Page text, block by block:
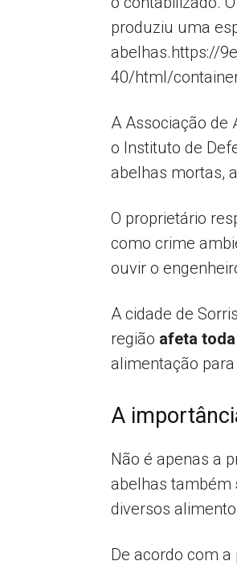
produziu uma
abelhas.https://
40/html/
A Associação de
o Instituto de
abelhas mortas,
O proprietário
como crime
ouvir o
A cidade de
região afeta
alimentação
A
Não é apenas a
abelhas também
diversos
De acordo com a